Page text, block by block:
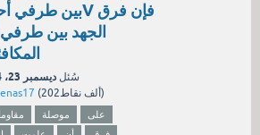
الجهد بين طرفي
سُئل ديسمبر 23، 2024
( 202ألف نقاط)
موصلة
على